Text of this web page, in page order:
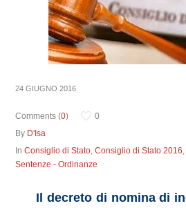
24 GIUGNO 2016
Comments (0)
0
By D'Isa
InConsiglio di Stato,Consiglio di Stato 2016,
Sentenze - Ordinanze
Il decreto di nomina di